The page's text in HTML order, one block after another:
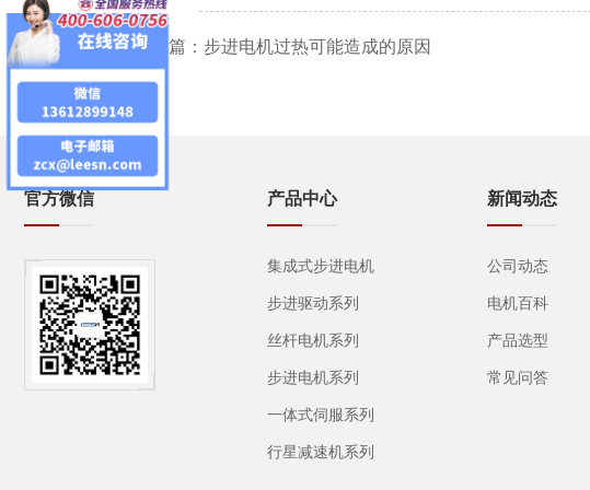
上一篇： 步进电机过热可能造成的原因
官方微信 产品中心
集成式步进电机
步进驱动系列
丝杆电机系列
步进电机系列
一体式伺服系列
行星减速机系列
新闻动态
公司动态
电机百科
产品选型
常见问答